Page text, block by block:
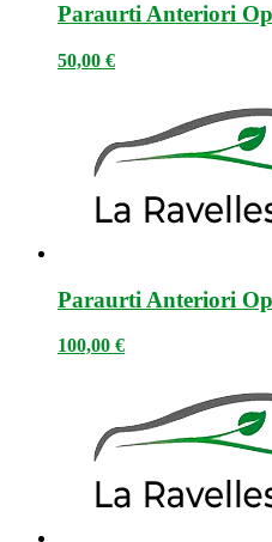
Paraurti Anteriori
50,00 €
Paraurti Anteriori
100,00 €